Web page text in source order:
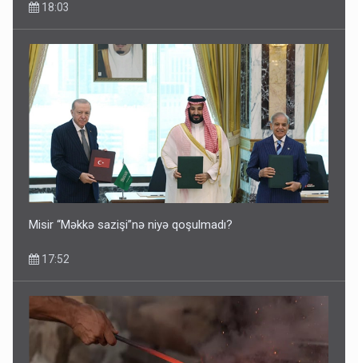
18:03
Misir “Məkkə sazişi”nə niyə qoşulmadı?
17:52